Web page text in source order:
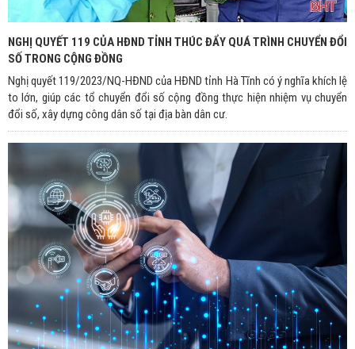
NGHỊ QUYẾT 119 CỦA HĐND TỈNH THÚC ĐẨY QUÁ TRÌNH CHUYỂN ĐỔI
SỐ TRONG CỘNG ĐỒNG
Nghị quyết 119/2023/NQ-HĐND của HĐND tỉnh Hà Tĩnh có ý nghĩa khích lệ
to lớn, giúp các tổ chuyển đổi số cộng đồng thực hiện nhiệm vụ chuyển
đổi số, xây dựng công dân số tại địa bàn dân cư.